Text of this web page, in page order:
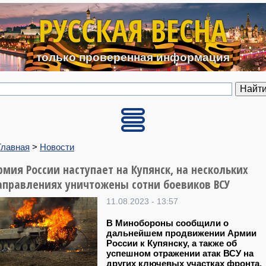
Перейти к основному
РУССКАЯ ВЕСНА
только проверенная информация
> Новости
России наступает на Купянск, на нескольких
уничтожены сотни боевиков ВСУ
11.08.2023 - 13:57
В Минобороны сообщили о
дальнейшем продвижении Армии
России к Купянску, а также об
успешном отражении атак ВСУ на
других ключевых участках фронта.